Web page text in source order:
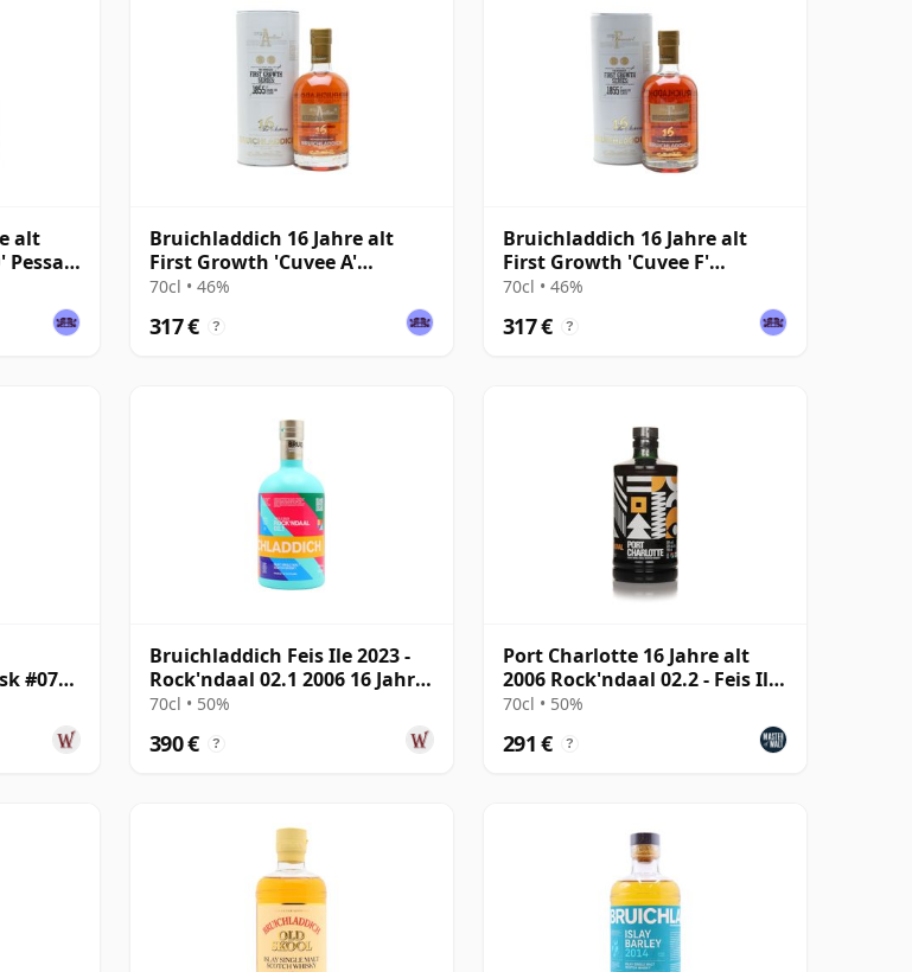
alt
Pessac-
Bruichladdich 16 Jahre alt
First Growth 'Cuvee A'
Pauillac
70cl • 46%
317 € ?
Bruichladdich 16 Jahre alt
First Growth 'Cuvee F'
Pomerol
70cl • 46%
317 € ?
#0710
Bruichladdich Feis Ile 2023 -
Rock'ndaal 02.1 2006 16 Jahre
alt
70cl • 50%
390 € ?
Port Charlotte 16 Jahre alt
2006 Rock'ndaal 02.2 - Feis Ile
2023
70cl • 50%
291 € ?